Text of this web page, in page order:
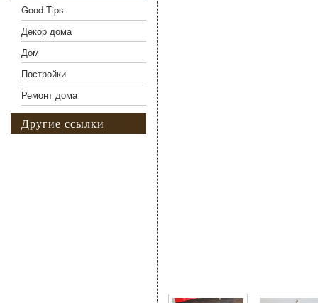
Good Tips
Декор дома
Дом
Постройки
Ремонт дома
Другие ссылки